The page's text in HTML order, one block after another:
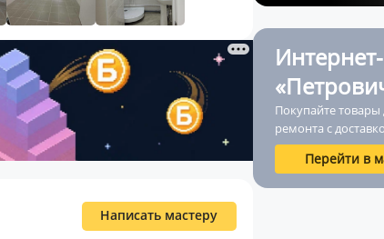
Написать мастеру
Покупайте товары
ремонта с
Перейти в